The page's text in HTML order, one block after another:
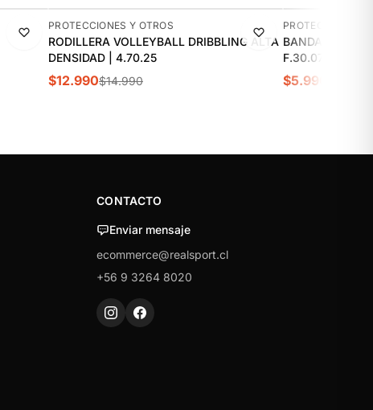
-13%
PROTECCIONES Y OTROS
RODILLERA VOLLEYBALL DRIBBLING ALTA
DENSIDAD | 4.70.25
$12.990$14.990
-14%
PROTECCIONES
BANDA
F.30.07
$5.990
CONTACTO
Enviar mensaje
ecommerce@realsport.cl
+56 9 3264 8020